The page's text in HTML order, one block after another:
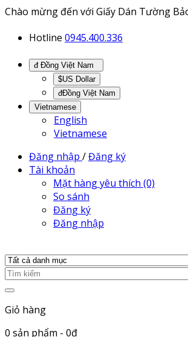
Chào mừng đến với Giấy Dán Tường
Hotline 0945.400.336
$US Dollar
đĐồng Việt Nam
Vietnamese
English
Vietnamese
Đăng nhập /Đăng ký
Tài khoản
Mặt hàng yêu thích (0)
So sánh
Đăng ký
Đăng nhập
Giỏ hàng
0 sản phẩm - 0đ